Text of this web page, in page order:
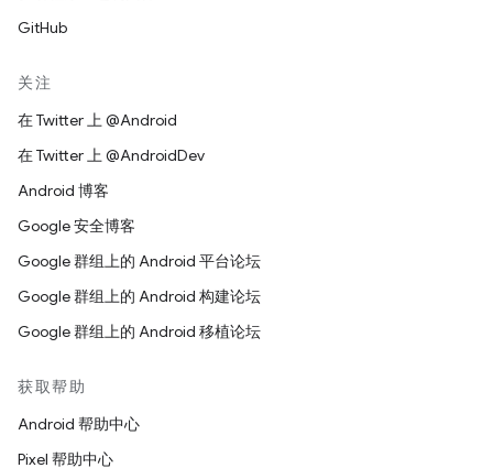
GitHub
关注
在 Twitter 上 @Android
在 Twitter 上 @AndroidDev
Android 博客
Google 安全博客
Google 群组上的 Android 平台论坛
Google 群组上的 Android 构建论坛
Google 群组上的 Android 移植论坛
获取帮助
Android 帮助中心
Pixel 帮助中心